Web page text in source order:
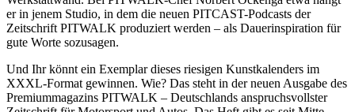
er in jenem Studio, in dem die neuen PITCAST-Podcasts der
Zeitschrift PITWALK produziert werden – als Dauerinspiration für
gute Worte sozusagen.
Und Ihr könnt ein Exemplar dieses riesigen Kunstkalenders im
XXXL-Format gewinnen. Wie? Das steht in der neuen Ausgabe des
Premiummagazins PITWALK – Deutschlands anspruchsvollster